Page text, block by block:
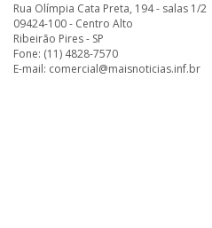
Rua Olímpia Cata Preta, 194 - salas 1/2
09424-100 - Centro Alto
Ribeirão Pires - SP
Fone: (11) 4828-7570
E-mail: comercial@maisnoticias.inf.br